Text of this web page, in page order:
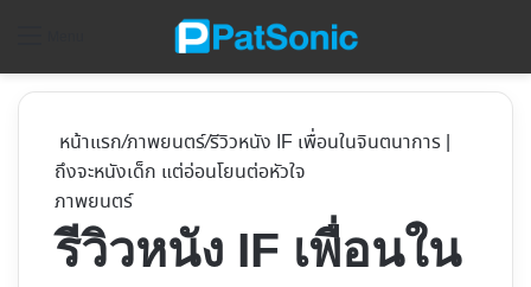
หน้าแรก/ภาพยนตร์/รีวิวหนัง IF เพื่อนในจินตนาการ |
ถึงจะหนังเด็ก แต่อ่อนโยนต่อหัวใจ
ภาพยนตร์
รีวิวหนัง IF เพื่อนใน